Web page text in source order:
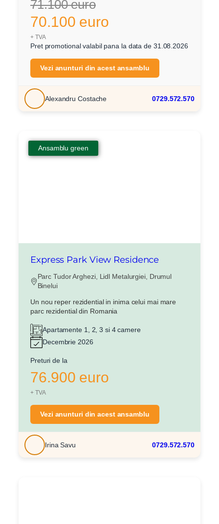
71.100 euro
70.100 euro
+ TVA
Pret promotional valabil pana la data de 31.08.2026
Vezi anunturi din acest ansamblu
Alexandru Costache 0729.572.570
Ansamblu green
Express Park View Residence
Parc Tudor Arghezi, Lidl Metalurgiei, Drumul
Binelui
Un nou reper rezidential in inima celui mai mare
parc rezidential din Romania
Apartamente 1, 2, 3 si 4 camere
Decembrie 2026
Preturi de la
76.900 euro
+ TVA
Vezi anunturi din acest ansamblu
Irina Savu 0729.572.570